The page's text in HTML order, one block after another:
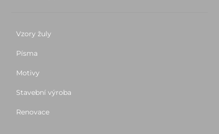
Vzory žuly
Písma
Motivy
Stavební výroba
Renovace